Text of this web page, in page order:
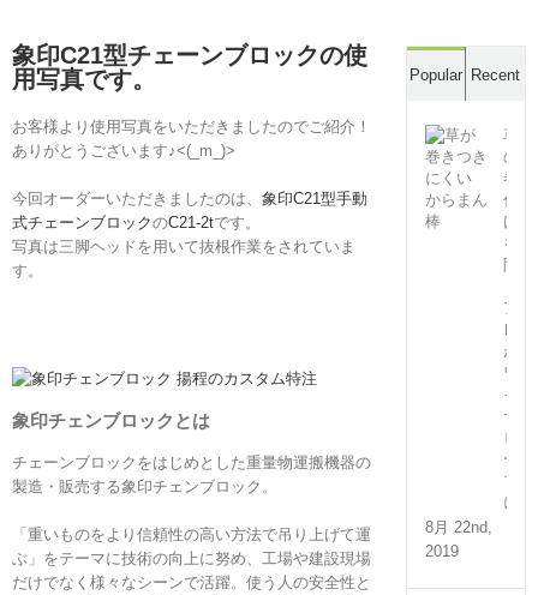
象印C21型チェーンブロックの使
用写真です。
お客様より使用写真をいただきましたのでご紹介！
ありがとうございます♪<(_m_)>
今回オーダーいただきましたのは、 象印C21型手動
式チェーンブロックのC21-2tです。
写真は三脚ヘッドを用いて抜根作業をされていま
す。
象印チェンブロックとは
チェーンブロックをはじめとした重量物運搬機器の
製造・販売する象印チェンブロック。
「重いものをより信頼性の高い方法で吊り上げて運
ぶ」をテーマに技術の向上に努め、工場や建設現場
だけでなく様々なシーンで活躍。使う人の安全性と
Popular Recent
草
の
巻
付
け
を
防
ア
レ
が
ワ
イ
ヤ
ロ
ー
プ
に！
8月 22nd,
2019